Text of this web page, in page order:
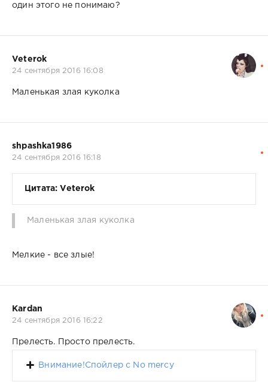
один этого не понимаю?
Veterok
24 сентября 2016 16:08
Маленькая злая куколка
shpashka1986
24 сентября 2016 16:18
Цитата: Veterok
Маленькая злая куколка
Мелкие - все злые!
Kardan
24 сентября 2016 16:22
Прелесть. Просто прелесть.
Внимание!Спойлер с No mercy